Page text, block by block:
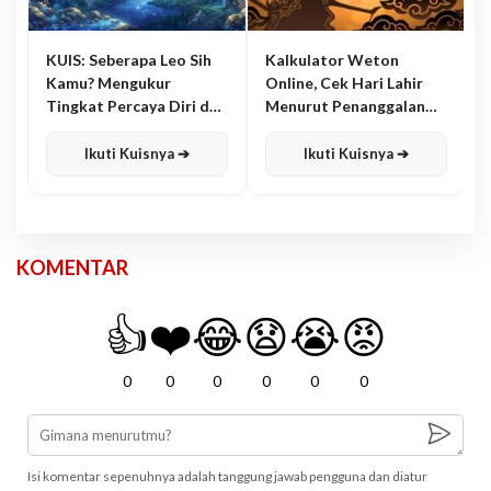
KUIS: Seberapa Leo Sih
Kamu? Mengukur
Tingkat Percaya Diri dan
Ikuti Kuisnya ➔
Kalkulator Weton
Online, Cek Hari Lahir
Menurut Penanggalan
Ikuti Kuisnya ➔
KOMENTAR
👍
0
❤️
0
😂
0
😧
0
😭
0
😡
0
Isi komentar sepenuhnya adalah tanggung jawab pengguna dan diatur